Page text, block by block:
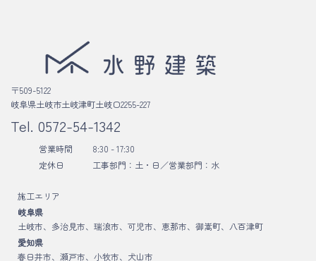
〒509-5122
岐阜県土岐市土岐津町土岐口2255-227
Tel. 0572-54-1342
営業時間
8:30 - 17:30
定休日
工事部門：土・日／営業部門：水
施工エリア
岐阜県
土岐市、多治見市、瑞浪市、可児市、恵那市、御嵩町、八百津町
愛知県
春日井市、瀬戸市、小牧市、犬山市